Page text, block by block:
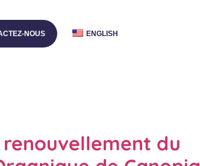
NOUS ENGLISH
renouvellement du